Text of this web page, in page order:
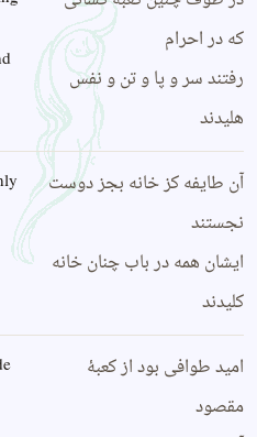
که در احرام
رفتند سر و پا و تن و نفس
هلیدند
آن طایفه کز خانه بجز دوست
نجستند
ایشان همه در باب چنان خانه
کلیدند
امید طوافی بود از کعبهٔ
مقصود